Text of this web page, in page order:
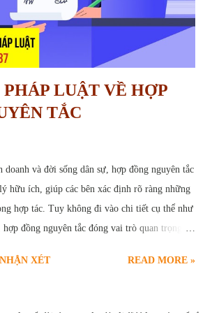
LUẬT VỀ HỢP
TẮC
và đời sống dân sự, hợp đồng nguyên tắc
hữu ích, giúp các bên xác định rõ ràng những
hợp tác. Tuy không đi vào chi tiết cụ thể như
đồng nguyên tắc đóng vai trò quan trọng,
tiết quy định pháp luật về hợp đồng nguyên
XÉT READ MORE »